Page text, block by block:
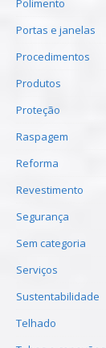
Polimento
Portas e janelas
Procedimentos
Produtos
Proteção
Raspagem
Reforma
Revestimento
Segurança
Sem categoria
Serviços
Sustentabilidade
Telhado